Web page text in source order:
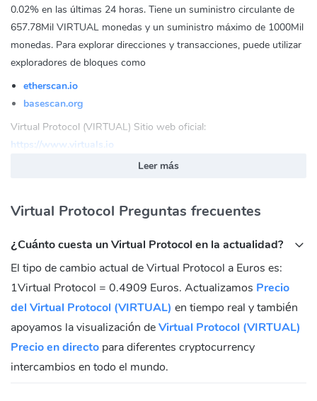
0.02% en las últimas 24 horas. Tiene un suministro circulante de
657.78Mil VIRTUAL monedas y un suministro máximo de 1000Mil
monedas. Para explorar direcciones y transacciones, puede utilizar
exploradores de bloques como
etherscan.io
basescan.org
Virtual Protocol (VIRTUAL) Sitio web oficial:
https://www.virtuals.io
Virtual Protocol (VIRTUAL) Comunidad
Telegram: https://t.me/virtualprotocol
Virtual Protocol (VIRTUAL) Contratos
Ethereum:
0x44ff8620b8cA30902395A7bD3F2407e1A091BF73
Base:0x0b3e328455c4059eeb9e3f84b5543f74e24e7e1b
Leer más
Virtual Protocol Preguntas frecuentes
¿Cuánto cuesta un Virtual Protocol en la actualidad?
El tipo de cambio actual de Virtual Protocol a Euros es:
1Virtual Protocol = 0.4909 Euros. Actualizamos Precio
del Virtual Protocol (VIRTUAL) en tiempo real y también
apoyamos la visualización deVirtual Protocol (VIRTUAL)
Precio en directo para diferentes cryptocurrency
intercambios en todo el mundo.